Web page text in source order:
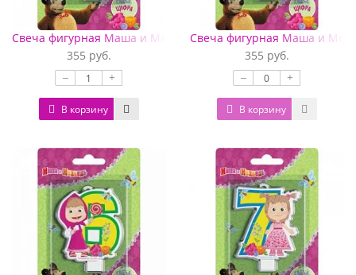
Свеча фигурная Маша и Медведь цифра 4
355 руб.
– +
В корзину
Свеча фигурная Маша и
355 руб.
– +
В корзину